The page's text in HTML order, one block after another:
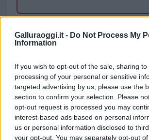
Galluraoggi.it - Do Not Process My
Information
If you wish to opt-out of the sale, sharing
processing of your personal or sensitive
targeted advertising by us, please use the
section to confirm your selection. Please
opt-out request is processed you may
interest-based ads based on personal
us or personal information disclosed to
your opt-out. You may separately opt-out
i tuoi video e le tue
Su WhatsApp al
345 356 7512
Notizie in tempo